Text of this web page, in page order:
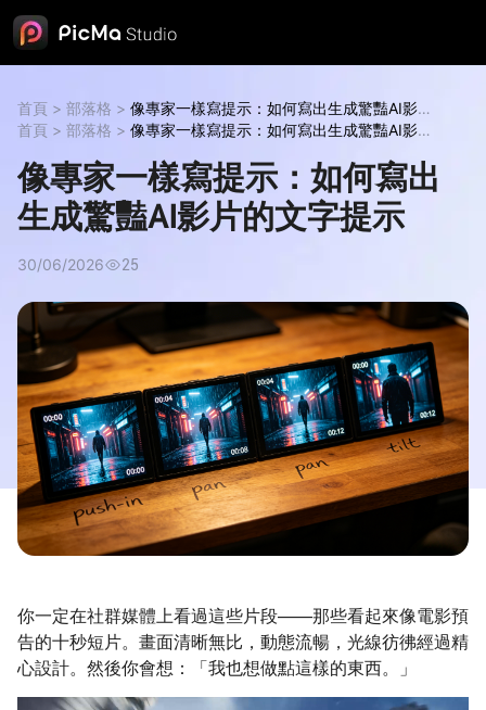
首頁 > 部落格 > 像專家一樣寫提示：如何寫出生成驚豔AI影片
的文字提示像專家一樣寫提示：如何寫出生成驚豔AI影片的文字
首頁 > 部落格 > 像專家一樣寫提示：如何寫出生成驚豔AI影片
提示
像專家一樣寫提示：如何寫出
生成驚豔AI影片的文字提示
30/06/2026 25
你一定在社群媒體上看過這些片段——那些看起來像電影預
告的十秒短片。畫面清晰無比，動態流暢，光線彷彿經過精
心設計。然後你會想：「我也想做點這樣的東西。」